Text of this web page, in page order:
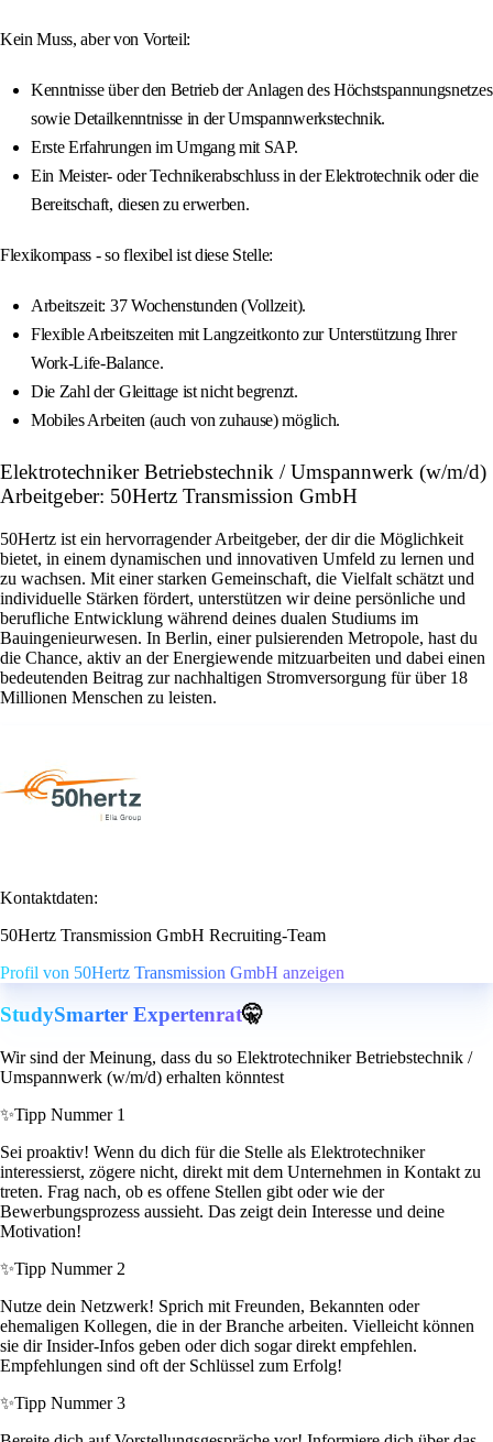
Kein Muss, aber von Vorteil:
Kenntnisse über den Betrieb der Anlagen des Höchstspannungsnetzes
sowie Detailkenntnisse in der Umspannwerkstechnik.
Erste Erfahrungen im Umgang mit SAP.
Ein Meister- oder Technikerabschluss in der Elektrotechnik oder die
Bereitschaft, diesen zu erwerben.
Flexikompass - so flexibel ist diese Stelle:
Arbeitszeit: 37 Wochenstunden (Vollzeit).
Flexible Arbeitszeiten mit Langzeitkonto zur Unterstützung Ihrer
Work-Life-Balance.
Die Zahl der Gleittage ist nicht begrenzt.
Mobiles Arbeiten (auch von zuhause) möglich.
Elektrotechniker Betriebstechnik / Umspannwerk (w/m/d)
Arbeitgeber: 50Hertz Transmission GmbH
50Hertz ist ein hervorragender Arbeitgeber, der dir die Möglichkeit
bietet, in einem dynamischen und innovativen Umfeld zu lernen und
zu wachsen. Mit einer starken Gemeinschaft, die Vielfalt schätzt und
individuelle Stärken fördert, unterstützen wir deine persönliche und
berufliche Entwicklung während deines dualen Studiums im
Bauingenieurwesen. In Berlin, einer pulsierenden Metropole, hast du
die Chance, aktiv an der Energiewende mitzuarbeiten und dabei einen
bedeutenden Beitrag zur nachhaltigen Stromversorgung für über 18
Millionen Menschen zu leisten.
Kontaktdaten:
50Hertz Transmission GmbH Recruiting-Team
Profil von 50Hertz Transmission GmbH anzeigen
StudySmarter Expertenrat🤫
Wir sind der Meinung, dass du so Elektrotechniker Betriebstechnik /
Umspannwerk (w/m/d) erhalten könntest
✨Tipp Nummer 1
Sei proaktiv! Wenn du dich für die Stelle als Elektrotechniker
interessierst, zögere nicht, direkt mit dem Unternehmen in Kontakt zu
treten. Frag nach, ob es offene Stellen gibt oder wie der
Bewerbungsprozess aussieht. Das zeigt dein Interesse und deine
Motivation!
✨Tipp Nummer 2
Nutze dein Netzwerk! Sprich mit Freunden, Bekannten oder
ehemaligen Kollegen, die in der Branche arbeiten. Vielleicht können
sie dir Insider-Infos geben oder dich sogar direkt empfehlen.
Empfehlungen sind oft der Schlüssel zum Erfolg!
✨Tipp Nummer 3